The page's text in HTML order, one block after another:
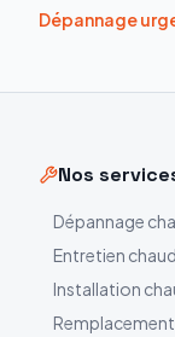
Dépannage
Nos
Dépannage
Entretien
Installation